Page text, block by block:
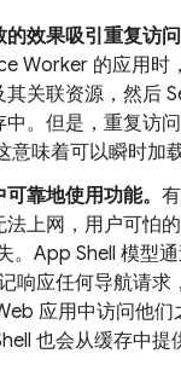
效果吸引重复访问
Worker 的应用时
其关联资源，然后
中。但是，重复访
意味着可以瞬时加
靠地使用功能。
法上网，用户可怕
。App Shell 模型
响应任何导航请求
应用中访问他们
也会从缓存中提